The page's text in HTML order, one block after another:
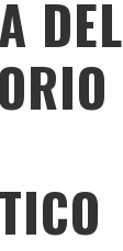
DEL